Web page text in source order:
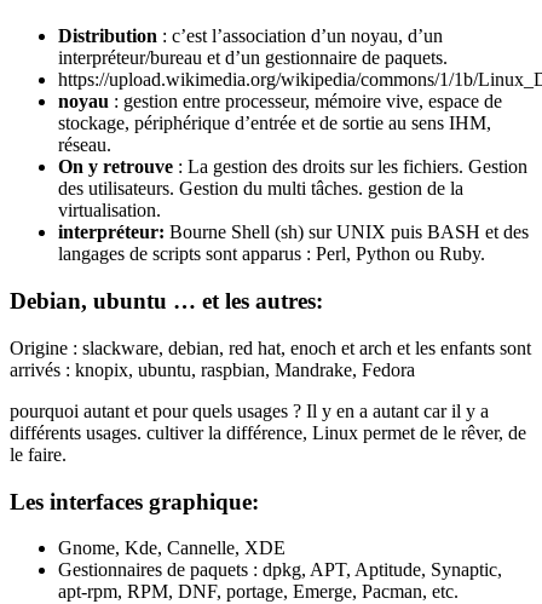
Distribution : c’est l’association d’un noyau, d’un
interpréteur/bureau et d’un gestionnaire de paquets.
https://upload.wikimedia.org/wikipedia/commons/1/1b/
noyau : gestion entre processeur, mémoire vive, espace de
stockage, périphérique d’entrée et de sortie au sens IHM,
réseau.
On y retrouve : La gestion des droits sur les fichiers. Gestion
des utilisateurs. Gestion du multi tâches. gestion de la
virtualisation.
interpréteur: Bourne Shell (sh) sur UNIX puis BASH et des
langages de scripts sont apparus : Perl, Python ou Ruby.
Debian, ubuntu … et les autres:
Origine : slackware, debian, red hat, enoch et arch et les enfants sont
arrivés : knopix, ubuntu, raspbian, Mandrake, Fedora
pourquoi autant et pour quels usages ? Il y en a autant car il y a
différents usages. cultiver la différence, Linux permet de le rêver, de
le faire.
Les interfaces graphique:
Gnome, Kde, Cannelle, XDE
Gestionnaires de paquets : dpkg, APT, Aptitude, Synaptic,
apt-rpm, RPM, DNF, portage, Emerge, Pacman, etc.